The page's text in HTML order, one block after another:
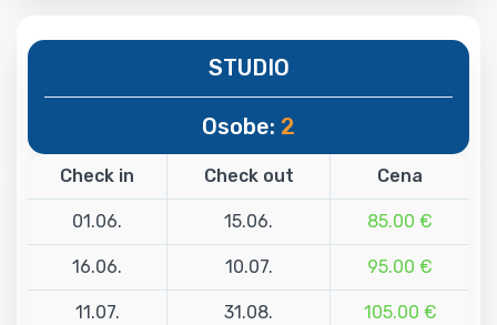
STUDIO
Osobe: 2
Check in Check out Cena
01.06. 15.06. 85.00 €
16.06. 10.07. 95.00 €
11.07. 31.08. 105.00 €